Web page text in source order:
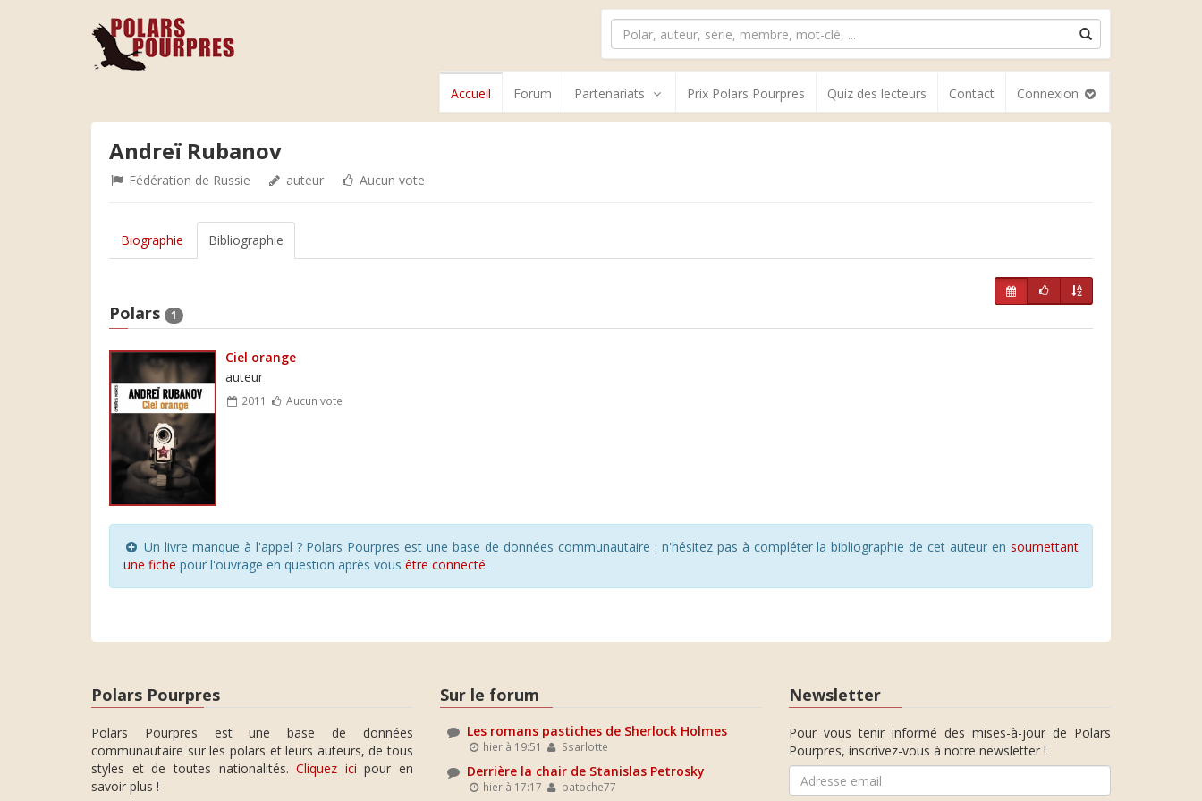
Accueil Forum Partenariats Prix Polars Pourpres Quiz des lecteurs Contact Connexion
Andreï Rubanov
Fédération de Russie auteur Aucun vote
Biographie Bibliographie
Polars 1
Ciel orange
auteur
2011 Aucun vote
Un livre manque à l'appel ? Polars Pourpres est une base de données communautaire : n'hésitez pas à compléter la bibliographie de cet auteur en soumettant
une fiche pour l'ouvrage en question après vous être connecté.
Polars Pourpres
Polars Pourpres est une base de données
communautaire sur les polars et leurs auteurs, de tous
styles et de toutes nationalités.Cliquez ici pour en
savoir plus !
Sur le forum
Les romans pastiches de Sherlock Holmes
hier à 19:51 Ssarlotte
Derrière la chair de Stanislas Petrosky
hier à 17:17 patoche77
Newsletter
Pour vous tenir informé des mises-à-jour de Polars
Pourpres, inscrivez-vous à notre newsletter !